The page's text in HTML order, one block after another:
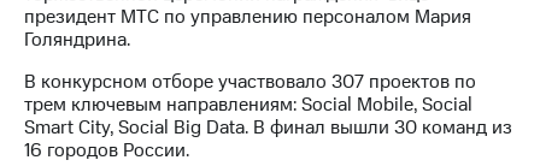
Информация
акционерам
ПАО
"МТС"
Собрания
акционеров
президент МТС по управлению персоналом Мария
Голяндрина.
В конкурсном отборе участвовало 307 проектов по
трем ключевым направлениям: Social Mobile, Social
Smart City, Social Big Data. В финал вышли 30 команд из
16 городов России.